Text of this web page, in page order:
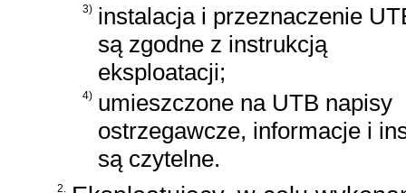
3) instalacja i przeznaczenie
są zgodne z instrukcją
eksploatacji;
4) umieszczone na UTB napisy
ostrzegawcze, informacje i
są czytelne.
2.